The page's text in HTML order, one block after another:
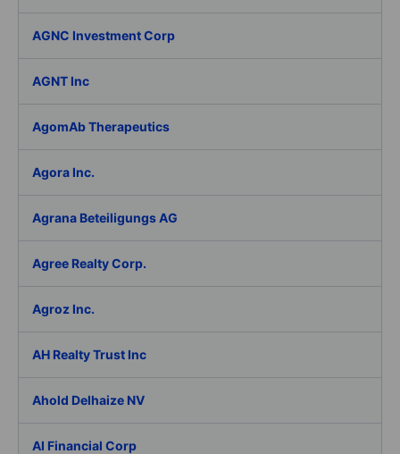
AGNC Investment Corp
AGNT Inc
AgomAb Therapeutics
Agora Inc.
Agrana Beteiligungs AG
Agree Realty Corp.
Agroz Inc.
AH Realty Trust Inc
Ahold Delhaize NV
AI Financial Corp